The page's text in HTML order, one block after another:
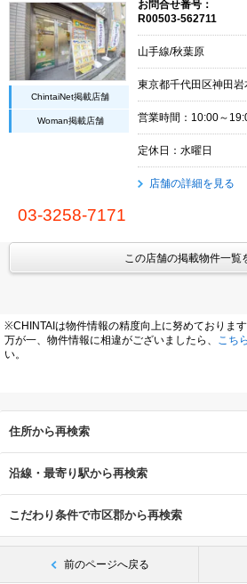
ChintaiNet掲載店舗
Woman掲載店舗
お問合せ番号：
R00503-562711
山手線/秋葉原
東京都千代田区神田
営業時間：10:00～
定休日：水曜日
店舗の詳細を見る
03-3258-7171
この店舗の掲載物件一覧
※CHINTAIは物件情報の精度向上に努めております
万が一、物件情報に相違がございましたら、
こち
い。
住所から再検索
沿線・最寄り駅から再検索
こだわり条件で市区郡から再検索
前のページへ戻る